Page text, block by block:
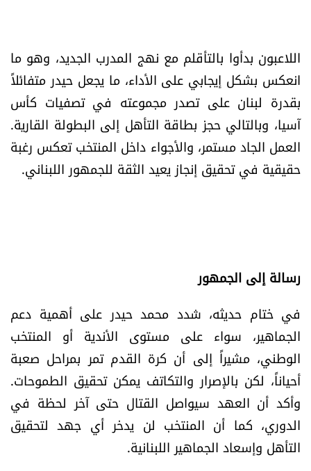
اللاعبون بدأوا بالتأقلم مع نهج المدرب الجديد، وهو ما
انعكس بشكل إيجابي على الأداء، ما يجعل حيدر متفائلاً
بقدرة لبنان على تصدر مجموعته في تصفيات كأس
آسيا، وبالتالي حجز بطاقة التأهل إلى البطولة القارية.
العمل الجاد مستمر، والأجواء داخل المنتخب تعكس رغبة
حقيقية في تحقيق إنجاز يعيد الثقة للجمهور اللبناني.
رسالة إلى الجمهور
في ختام حديثه، شدد محمد حيدر على أهمية دعم
الجماهير، سواء على مستوى الأندية أو المنتخب
الوطني، مشيراً إلى أن كرة القدم تمر بمراحل صعبة
أحياناً، لكن بالإصرار والتكاتف يمكن تحقيق الطموحات.
وأكد أن العهد سيواصل القتال حتى آخر لحظة في
الدوري، كما أن المنتخب لن يدخر أي جهد لتحقيق
التأهل وإسعاد الجماهير اللبنانية.